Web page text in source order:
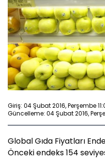
Giriş: 04 Şubat 2016, Perşembe
Güncelleme: 04 Şubat 2016,
Global Gıda Fiyatları
Önceki endeks 154